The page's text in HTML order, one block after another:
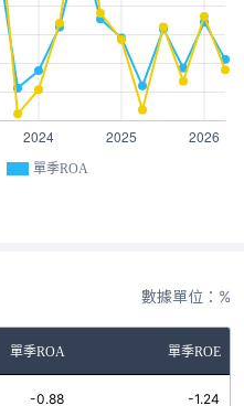
單季ROA
數據單位：%
單季ROA 單季ROE
-0.88 -1.24